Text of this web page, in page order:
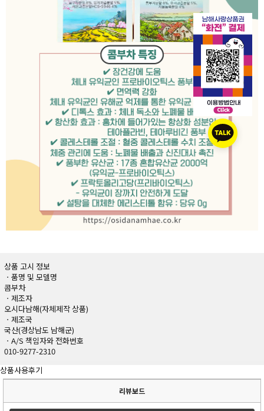
상품 고시 정보
ㆍ품명 및 모델명
콤부차
ㆍ제조자
오시다남해(자체제작 상품)
ㆍ제조국
국산(경상남도 남해군)
ㆍA/S 책임자와 전화번호
010-9277-2310
상품사용후기
리뷰보드